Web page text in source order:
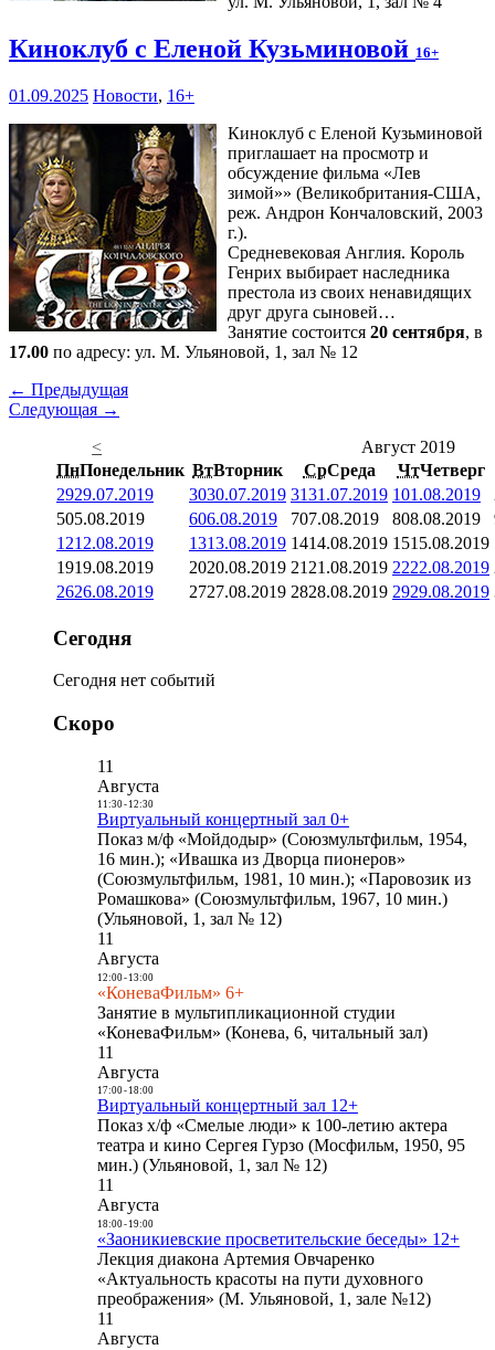
Киноклуб с Еленой Кузьминовой 16+
01.09.2025 Новости, 16+
Киноклуб с Еленой Кузьминовой
приглашает на просмотр и
обсуждение фильма «Лев
зимой»» (Великобритания-США,
реж. Андрон Кончаловский, 2003
г.).
Средневековая Англия. Король
Генрих выбирает наследника
престола из своих ненавидящих
друг друга сыновей…
Занятие состоится 20 сентября, в
17.00 по адресу: ул. М. Ульяновой, 1, зал № 12
← Предыдущая
Следующая →
<
Август 2019
ПнПонедельник ВтВторник СрСреда ЧтЧетверг
2929.07.2019 3030.07.2019 3131.07.2019 101.08.2019
505.08.2019 606.08.2019 707.08.2019 808.08.2019
1212.08.2019 1313.08.2019 1414.08.2019 1515.08.2019
1919.08.2019 2020.08.2019 21 21.08.2019 2222.08.2019
2626.08.2019 2727.08.2019 2828.08.2019 2929.08.2019
Сегодня
Сегодня нет событий
Скоро
11
Августа
11:30- 12:30
Виртуальный концертный зал 0+
Показ м/ф «Мойдодыр» (Союзмультфильм, 1954,
16 мин.); «Ивашка из Дворца пионеров»
(Союзмультфильм, 1981, 10 мин.); «Паровозик из
Ромашкова» (Союзмультфильм, 1967, 10 мин.)
(Ульяновой, 1, зал № 12)
11
Августа
12:00- 13:00
«КоневаФильм» 6+
Занятие в мультипликационной студии
«КоневаФильм» (Конева, 6, читальный зал)
11
Августа
17:00- 18:00
Виртуальный концертный зал 12+
Показ х/ф «Смелые люди» к 100-летию актера
театра и кино Сергея Гурзо (Мосфильм, 1950, 95
мин.) (Ульяновой, 1, зал № 12)
11
Августа
18:00- 19:00
«Заоникиевские просветительские беседы» 12+
Лекция диакона Артемия Овчаренко
«Актуальность красоты на пути духовного
преображения» (М. Ульяновой, 1, зале №12)
11
Августа